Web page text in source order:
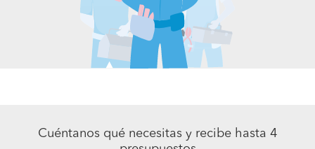
Cuéntanos qué necesitas y recibe hasta 4